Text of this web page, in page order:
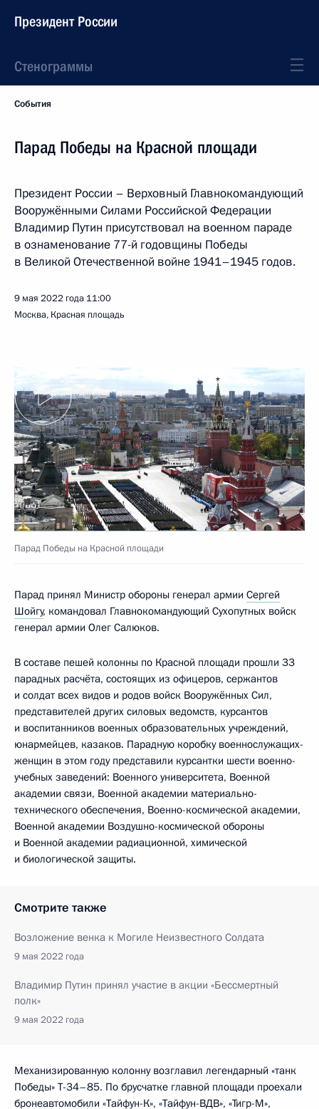
Президент России
Стенограммы
События
Парад Победы на Красной площади
Президент России – Верховный Главнокомандующий
Вооружёнными Силами Российской Федерации
Владимир Путин присутствовал на военном параде
в ознаменование 77-й годовщины Победы
в Великой Отечественной войне 1941–1945 годов.
9 мая 2022 года 11:00
Москва, Красная площадь
Парад Победы на Красной площади
Парад принял Министр обороны генерал армии Сергей
Шойгу, командовал Главнокомандующий Сухопутных войск
генерал армии Олег Салюков.
В составе пешей колонны по Красной площади прошли 33
парадных расчёта, состоящих из офицеров, сержантов
и солдат всех видов и родов войск Вооружённых Сил,
представителей других силовых ведомств, курсантов
и воспитанников военных образовательных учреждений,
юнармейцев, казаков. Парадную коробку военнослужащих-
женщин в этом году представили курсантки шести военно-
учебных заведений: Военного университета, Военной
академии связи, Военной академии материально-
технического обеспечения, Военно-космической академии,
Военной академии Воздушно-космической обороны
и Военной академии радиационной, химической
и биологической защиты.
Смотрите также
Возложение венка к Могиле Неизвестного Солдата
9 мая 2022 года
Владимир Путин принял участие в акции «Бессмертный
полк»
9 мая 2022 года
Механизированную колонну возглавил легендарный «танк
Победы» Т-34–85. По брусчатке главной площади проехали
бронеавтомобили «Тайфун-К», «Тайфун-ВДВ», «Тигр-М»,